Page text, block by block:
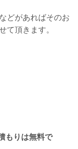
どがあればそのお
て頂きます。
もりは無料で